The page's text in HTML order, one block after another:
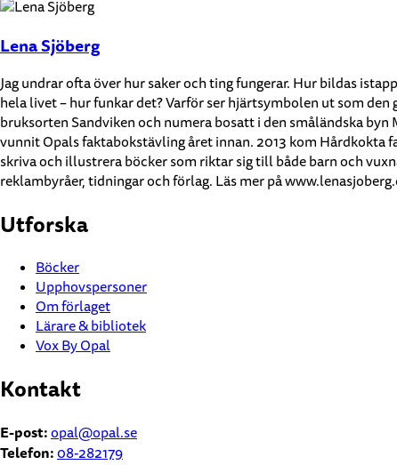
Lena Sjöberg
Jag undrar ofta över hur saker och ting fungerar. Hur bildas
hela livet – hur funkar det? Varför ser hjärtsymbolen ut som den
bruksorten Sandviken och numera bosatt i den småländska
vunnit Opals faktabokstävling året innan. 2013 kom Hårdkokta
skriva och illustrera böcker som riktar sig till både barn och
reklambyråer, tidningar och förlag. Läs mer på
Utforska
Böcker
Upphovspersoner
Om förlaget
Lärare & bibliotek
Vox By Opal
Kontakt
E-post:opal@opal.se
Telefon:08-282179